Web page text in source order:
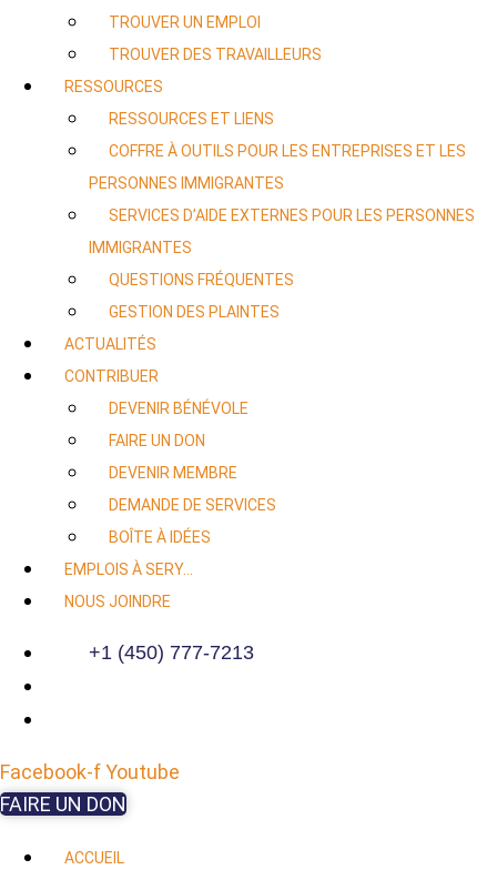
TROUVER UN EMPLOI
TROUVER DES TRAVAILLEURS
RESSOURCES
RESSOURCES ET LIENS
COFFRE À OUTILS POUR LES ENTREPRISES ET LES
PERSONNES IMMIGRANTES
SERVICES D’AIDE EXTERNES POUR LES PERSONNES
IMMIGRANTES
QUESTIONS FRÉQUENTES
GESTION DES PLAINTES
ACTUALITÉS
CONTRIBUER
DEVENIR BÉNÉVOLE
FAIRE UN DON
DEVENIR MEMBRE
DEMANDE DE SERVICES
BOÎTE À IDÉES
EMPLOIS À SERY…
NOUS JOINDRE
+1 (450) 777-7213
Facebook-fYoutube
FAIRE UN DON
ACCUEIL